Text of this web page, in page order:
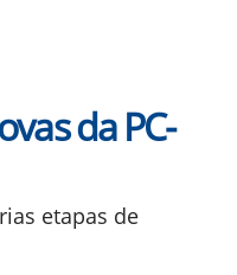
da PC-
etapas de